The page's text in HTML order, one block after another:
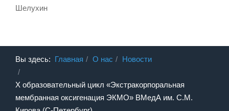
Шелухин
Вы здесь: Главная О нас Новости
X образовательный цикл «Экстракорпоральная
мембранная оксигенация ЭКМО» ВМедА им. С.М.